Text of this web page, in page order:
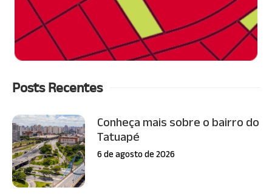
Posts Recentes
Conheça mais sobre o bairro do
Tatuapé
6 de agosto de 2026